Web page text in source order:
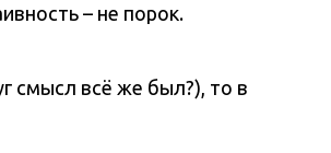
– не порок.
смысл всё же был?), то в